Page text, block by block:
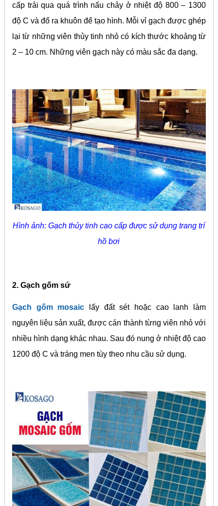
cấp trải qua quá trình nấu chảy ở nhiệt độ 800 – 1300
độ C và đổ ra khuôn để tạo hình. Mỗi vỉ gạch được ghép
lại từ những viên thủy tinh nhỏ có kích thước khoảng từ
2 – 10 cm. Những viên gạch này có màu sắc đa dạng.
Hình ảnh: Gạch thủy tinh cao cấp được sử dụng trang trí
hồ bơi
2. Gạch gốm sứ
Gạch gốm mosaic lấy đất sét hoặc cao lanh làm
nguyên liệu sản xuất, được cán thành từng viên nhỏ với
nhiều hình dạng khác nhau. Sau đó nung ở nhiệt độ cao
1200 độ C và tráng men tùy theo nhu cầu sử dụng.